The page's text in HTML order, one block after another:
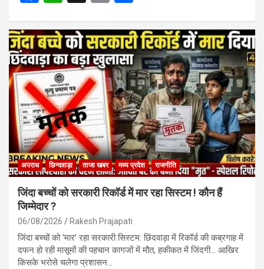
ce
b
o
o
k
at
s
A
p
p
ail ar
e
अपराध छिन्दवाड़ा ताजा खबर मध्य प्रदेश राजनीति
जिंदा बच्चों को सरकारी रिकॉर्ड में मार रहा सिस्टम ! कौन हैं
जिम्मेदार ?
06/08/2026 Rakesh Prajapati
जिंदा बच्चों को ‘मार’ रहा सरकारी सिस्टम: छिंदवाड़ा में रिकॉर्ड की कब्रगाह में
दफन हो रही मासूमों की पहचान कागजों में मौत, हकीकत में जिंदगी… आखिर
किसके भरोसे चलेगा प्रशासन…